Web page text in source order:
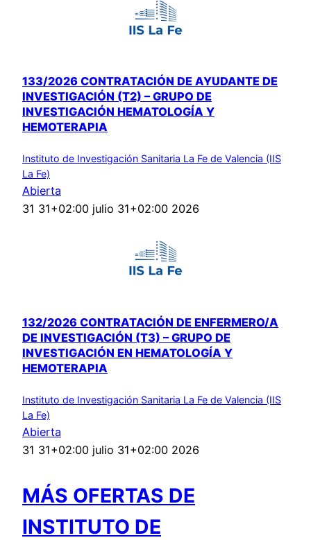
133/2026 CONTRATACIÓN DE AYUDANTE DE
INVESTIGACIÓN (T2) – GRUPO DE
INVESTIGACIÓN HEMATOLOGÍA Y
HEMOTERAPIA
Instituto de Investigación Sanitaria La Fe de Valencia (IIS
La Fe)
Abierta
31 31+02:00 julio 31+02:00 2026
132/2026 CONTRATACIÓN DE ENFERMERO/A
DE INVESTIGACIÓN (T3) – GRUPO DE
INVESTIGACIÓN EN HEMATOLOGÍA Y
HEMOTERAPIA
Instituto de Investigación Sanitaria La Fe de Valencia (IIS
La Fe)
Abierta
31 31+02:00 julio 31+02:00 2026
MÁS OFERTAS DE
INSTITUTO DE